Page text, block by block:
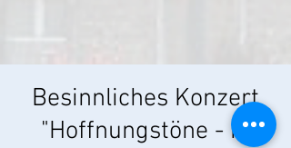
Besinnliches Konzert
"Hoffnungstöne - in